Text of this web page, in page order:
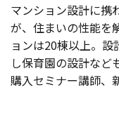
マンション設計に携
が、住まいの性能を
ョンは20棟以上。
し保育園の設計など
購入セミナー講師、